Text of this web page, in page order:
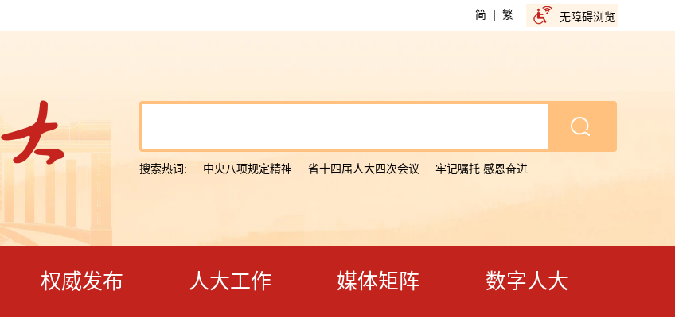
简 | 繁 无障碍浏览
搜索热词: 中央八项规定精神 省十四届人大四次会议 牢记嘱托 感恩奋进
权威发布 人大工作 媒体矩阵 数字人大